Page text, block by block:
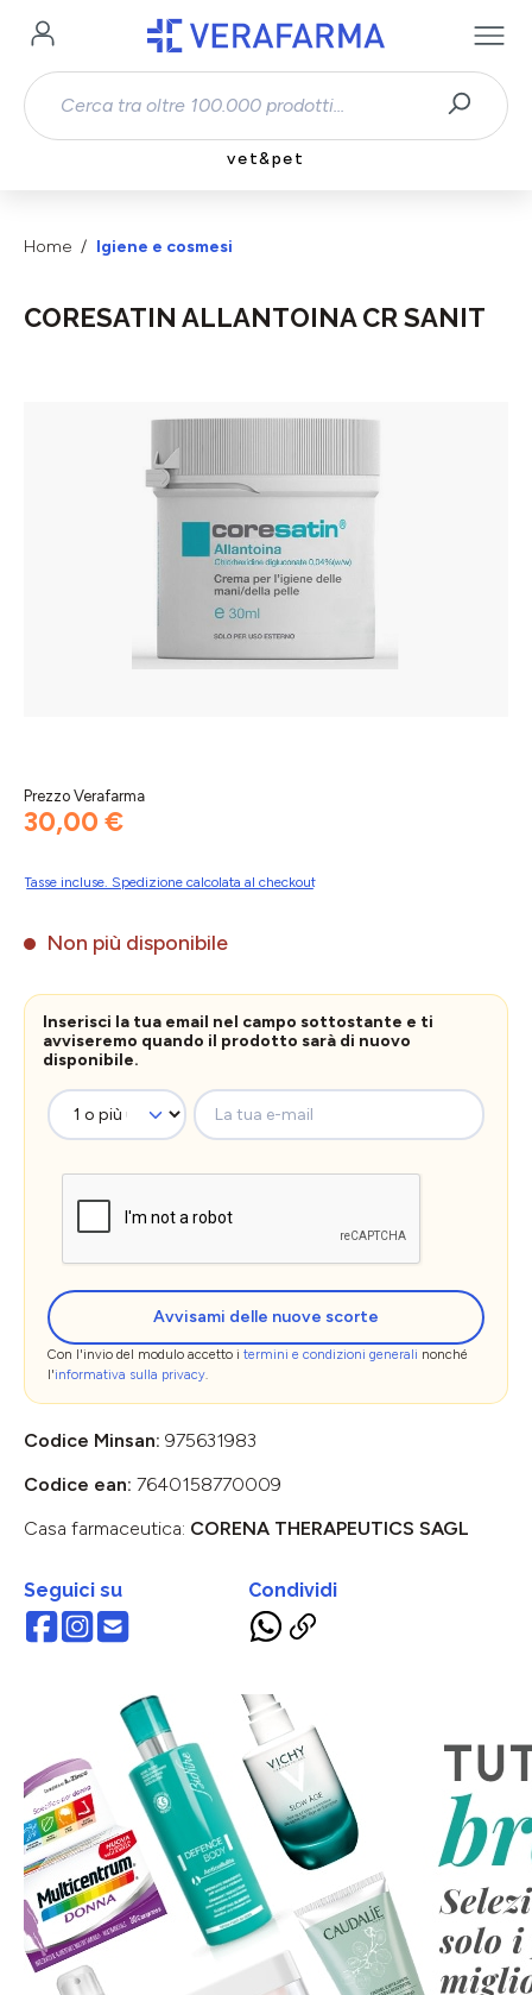
Passa al contenuto principale
vet&pet
Home Igiene e cosmesi
CORESATIN ALLANTOINA CR SANIT
Prezzo Verafarma
30,00 €
Tasse incluse. Spedizione calcolata al checkout
Non più disponibile
Inserisci la tua email nel campo sottostante e ti
avviseremo quando il prodotto sarà di nuovo
disponibile.
La tua e-mail
Avvisami delle nuove scorte
Con l'invio del modulo accetto i termini e condizioni generali nonché
l'informativa sulla privacy.
Codice Minsan: 975631983
Codice ean: 7640158770009
Casa farmaceutica: CORENA THERAPEUTICS SAGL
Seguici su Condividi